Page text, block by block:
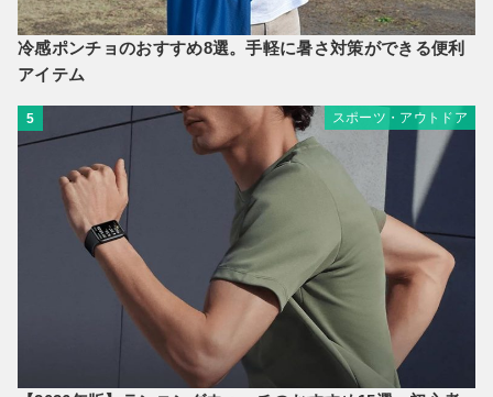
冷感ポンチョのおすすめ8選。手軽に暑さ対策ができる便利
アイテム
5 スポーツ・アウトドア